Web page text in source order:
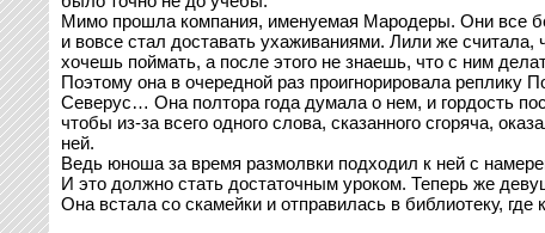
Мимо прошла компания, именуемая Мародеры. Они все
и вовсе стал доставать ухаживаниями. Лили же считала,
хочешь поймать, а после этого не знаешь, что с ним
Поэтому она в очередной раз проигнорировала
Северус… Она полтора года думала о нем, и гордость
чтобы из-за всего одного слова, сказанного сгоряча,
ней.
Ведь юноша за время размолвки подходил к ней с
И это должно стать достаточным уроком. Теперь же
Она встала со скамейки и отправилась в библиотеку, где